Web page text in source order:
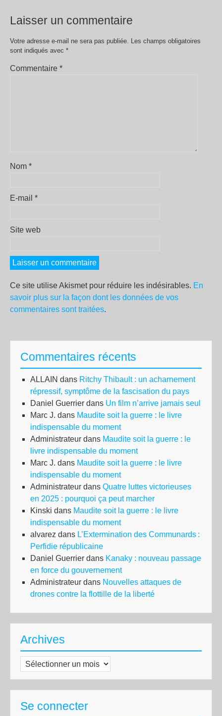
Laisser un commentaire
Votre adresse e-mail ne sera pas publiée. Les champs obligatoires
sont indiqués avec *
Commentaire *
Nom *
E-mail *
Site web
Ce site utilise Akismet pour réduire les indésirables. En
savoir plus sur la façon dont les données de vos
commentaires sont traitées.
Commentaires récents
ALLAIN dans Ritchy Thibault : un acharnement
répressif, symptôme de la fascisation du pays
Daniel Guerrier dans Un film n’arrive jamais seul
Marc J. dans Maudite soit la guerre : le livre
indispensable du moment
Administrateur dans Maudite soit la guerre : le
livre indispensable du moment
Marc J. dans Maudite soit la guerre : le livre
indispensable du moment
Administrateur dans Quatre luttes victorieuses
en 2025 : pourquoi ça peut marcher
Kinski dans Maudite soit la guerre : le livre
indispensable du moment
alvarez dans L’Extermination des Communards :
Perfidie républicaine
Daniel Guerrier dans Kanaky : nouveau passage
en force du gouvernement
Administrateur dans Nouvelles attaques de
drones contre la flottille de la liberté
Archives
Archives
Se connecter